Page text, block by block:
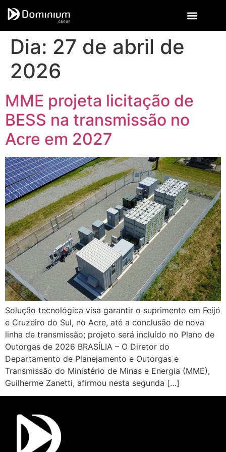
Dia: 27 de abril de
2026
MME projeta licitação de
BESS na transmissão no
Acre em 2027
Solução tecnológica visa garantir o suprimento em Feijó
e Cruzeiro do Sul, no Acre, até a conclusão de nova
linha de transmissão; projeto será incluído no Plano de
Outorgas de 2026 BRASÍLIA – O Diretor do
Departamento de Planejamento e Outorgas e
Transmissão do Ministério de Minas e Energia (MME),
Guilherme Zanetti, afirmou nesta segunda […]